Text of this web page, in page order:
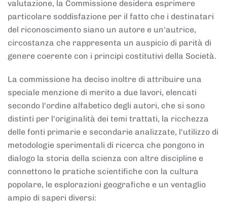
valutazione, la Commissione desidera esprimere
particolare soddisfazione per il fatto che i destinatari
del riconoscimento siano un autore e un'autrice,
circostanza che rappresenta un auspicio di parità di
genere coerente con i principi costitutivi della Società.
La commissione ha deciso inoltre di attribuire una
speciale menzione di merito a due lavori, elencati
secondo l'ordine alfabetico degli autori, che si sono
distinti per l'originalità dei temi trattati, la ricchezza
delle fonti primarie e secondarie analizzate, l'utilizzo di
metodologie sperimentali di ricerca che pongono in
dialogo la storia della scienza con altre discipline e
connettono le pratiche scientifiche con la cultura
popolare, le esplorazioni geografiche e un ventaglio
ampio di saperi diversi: